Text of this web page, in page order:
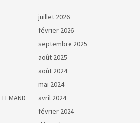
juillet 2026
février 2026
septembre 2025
août 2025
août 2024
mai 2024
avril 2024
février 2024